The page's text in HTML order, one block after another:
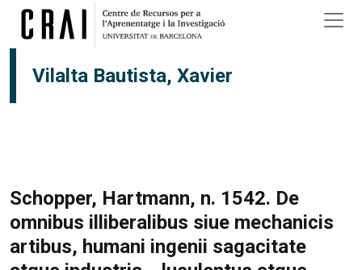
Vés al contingut
Vilalta Bautista, Xavier
Schopper, Hartmann, n. 1542. De
omnibus illiberalibus siue mechanicis
artibus, humani ingenii sagacitate